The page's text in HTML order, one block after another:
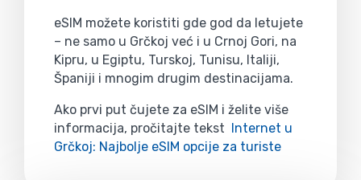
eSIM možete koristiti gde god da letujete
– ne samo u Grčkoj već i u Crnoj Gori, na
Kipru, u Egiptu, Turskoj, Tunisu, Italiji,
Španiji i mnogim drugim destinacijama.
Ako prvi put čujete za eSIM i želite više
informacija, pročitajte tekst Internet u
Grčkoj: Najbolje eSIM opcije za turiste